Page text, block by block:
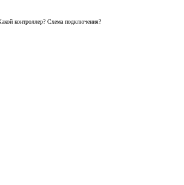
контроллер? Схема подключения?